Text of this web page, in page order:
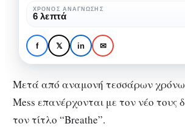
Perfect Mess:
ασίγαστο το
πάθος”
ΧΡΌΝΟΣ ΑΝΆΓΝΩΣΗΣ
6 λεπτά
f 𝕏 in ✉
Μετά από αναμονή τεσσάρων
Mess επανέρχονται με τον νέο τους
τον τίτλο “Breathe”.